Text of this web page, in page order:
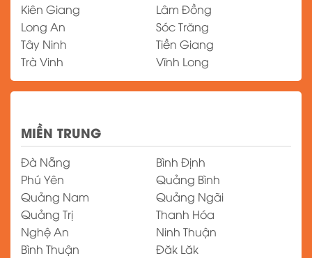
Kiên Giang
Lâm Đồng
Long An
Sóc Trăng
Tây Ninh
Tiền Giang
Trà Vinh
Vĩnh Long
MIỀN TRUNG
Đà Nẵng
Bình Định
Phú Yên
Quảng Bình
Quảng Nam
Quảng Ngãi
Quảng Trị
Thanh Hóa
Nghệ An
Ninh Thuận
Bình Thuận
Đăk Lăk